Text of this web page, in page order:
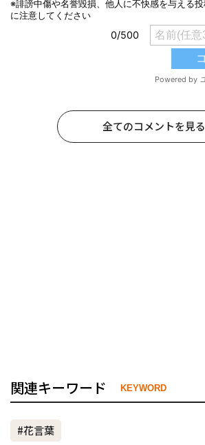
全てのコメントを見る
関連キーワード KEYWORD
#花言葉